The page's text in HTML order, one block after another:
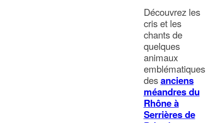
Découvrez les
cris et les
chants de
quelques
animaux
emblématiques
des anciens
méandres du
Rhône à
Serrières de